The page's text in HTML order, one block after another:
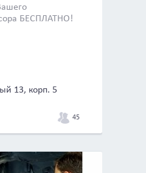
БЕСПЛАТНО!
13, корп. 5
45